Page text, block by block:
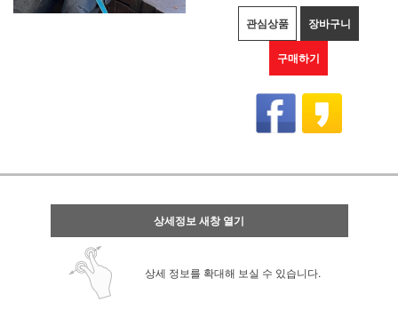
관심상품 장바구니
구매하기
상세정보 새창 열기
상세 정보를 확대해 보실 수 있습니다.